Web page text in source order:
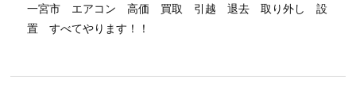
一宮市 エアコン 高価 買取 引越 退去 取り外し 設
置 すべてやります！！